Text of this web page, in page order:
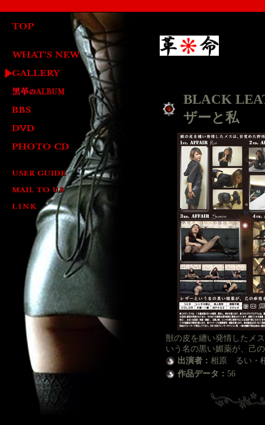
BLACK
ザーと私
獣の皮を纏い発情したメ
いう名の黒い媚薬が、己
出演者： 相原 るい・
作品データ： 56